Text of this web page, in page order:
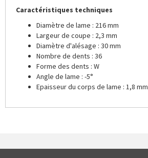
Caractéristiques techniques
Diamètre de lame : 216 mm
Largeur de coupe : 2,3 mm
Diamètre d'alésage : 30 mm
Nombre de dents : 36
Forme des dents : W
Angle de lame : -5°
Epaisseur du corps de lame : 1,8 mm